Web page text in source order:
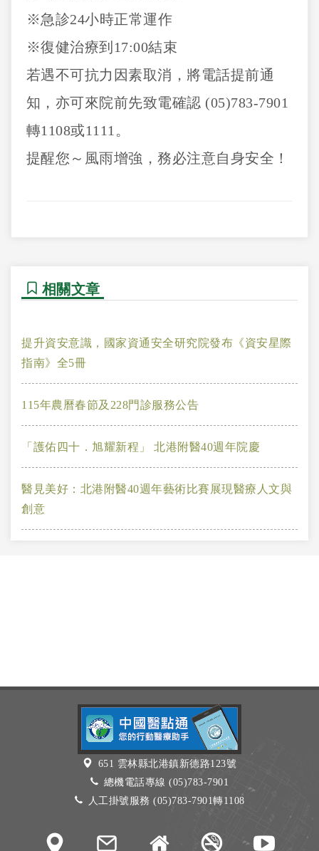
※急診24小時正常運作
※復健治療到17:00結束
若遇不可抗力因素取消，將電話提前通
知，亦可來院前先致電確認 (05)783-7901
轉1108或1111。
提醒您～風雨增強，務必注意自身安全！
相關文章
提升資安意識，國家資通安全研究院發布《資安星際
指南》全5冊
115年農曆春節及228門診服務公告
「護佑四十．旭耀新程」 北港附醫40週年院慶
醫見美好：北港附醫40週年藝術比賽展現醫療人文與
創意
651 雲林縣北港鎮新德路123號
總機電話專線 (05)783-7901
人工掛號服務 (05)783-7901轉1108